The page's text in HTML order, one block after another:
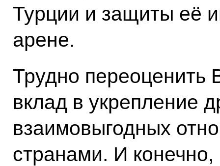
Турции и защиты её
арене.
Трудно переоценить
вклад в укрепление
взаимовыгодных
странами. И